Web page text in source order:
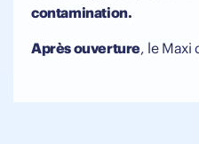
contamination.
Après ouverture, le Maxi